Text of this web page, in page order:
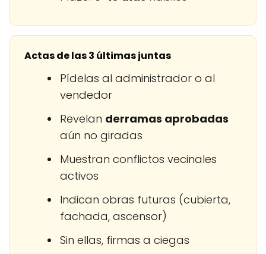
Actas de las 3 últimas juntas
Pídelas al administrador o al
vendedor
Revelan derramas aprobadas
aún no giradas
Muestran conflictos vecinales
activos
Indican obras futuras (cubierta,
fachada, ascensor)
Sin ellas, firmas a ciegas